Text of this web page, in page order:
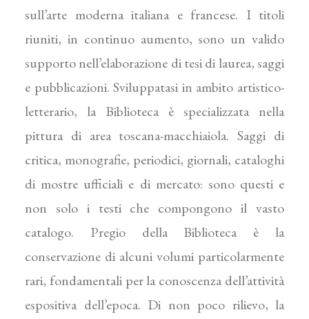
sull’arte moderna italiana e francese. I titoli
riuniti, in continuo aumento, sono un valido
supporto nell’elaborazione di tesi di laurea, saggi
e pubblicazioni. Sviluppatasi in ambito artistico-
letterario, la Biblioteca è specializzata nella
pittura di area toscana-macchiaiola. Saggi di
critica, monografie, periodici, giornali, cataloghi
di mostre ufficiali e di mercato: sono questi e
non solo i testi che compongono il vasto
catalogo. Pregio della Biblioteca è la
conservazione di alcuni volumi particolarmente
rari, fondamentali per la conoscenza dell’attività
espositiva dell’epoca. Di non poco rilievo, la